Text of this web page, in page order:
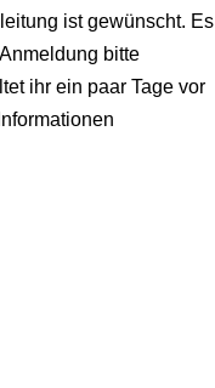
ist gewünscht. Es
bitte
ihr ein paar Tage vor